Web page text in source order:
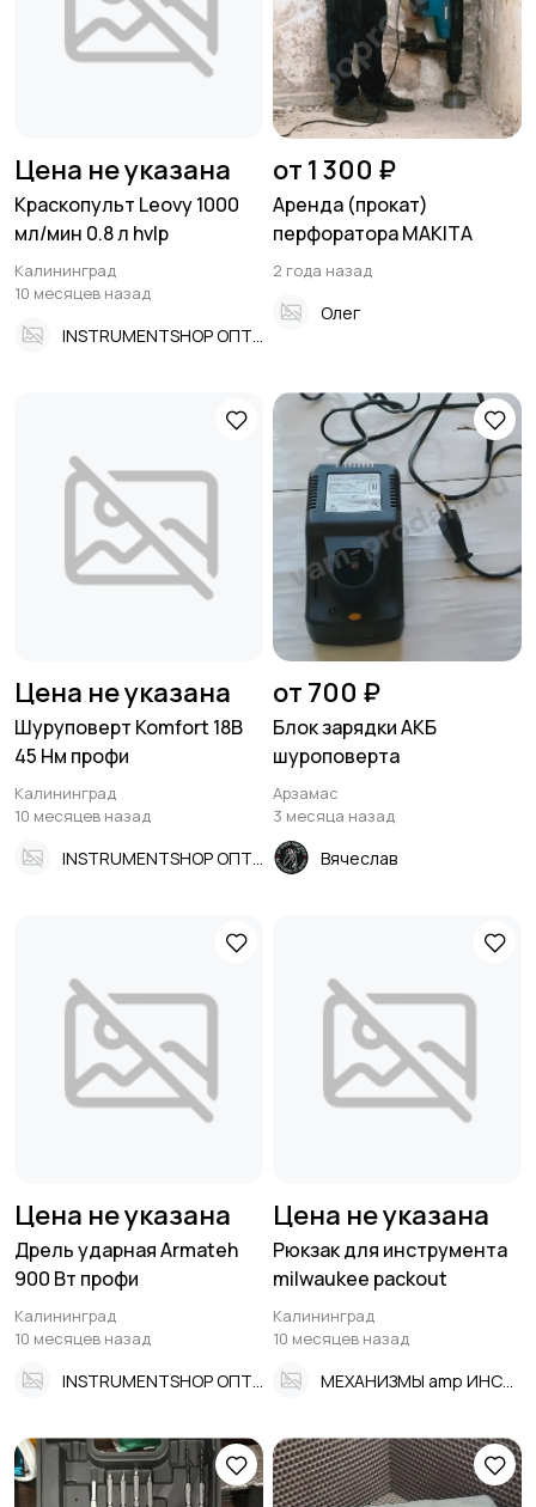
Цена не указана
Краскопульт Leovy 1000
мл/мин 0.8 л hvlp
Калининград
10 месяцев назад
от 1 300 ₽
Аренда (прокат)
перфоратора MAKITA
2 года назад
Олег
Цена не указана
Шуруповерт Komfort 18В
45 Нм профи
Калининград
10 месяцев назад
от 700 ₽
Блок зарядки АКБ
шуроповерта
Арзамас
3 месяца назад
Вячеслав
Цена не указана
Дрель ударная Armateh
900 Вт профи
Калининград
10 месяцев назад
Цена не указана
Рюкзак для инструмента
milwaukee packout
Калининград
10 месяцев назад